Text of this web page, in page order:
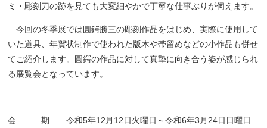
ミ・彫刻刀の跡を見ても大変細やかで丁寧な仕事ぶりが伺えます。
今回の冬季展では圓鍔勝三の彫刻作品をはじめ、実際に使用して
いた道具、年賀状制作で使われた版木や帯留めなどの小作品も併せ
てご紹介します。圓鍔の作品に対して真摯に向き合う姿が感じられ
る展覧会となっています。
会 期 令和5年12月12日火曜日～令和6年3月24日日曜日